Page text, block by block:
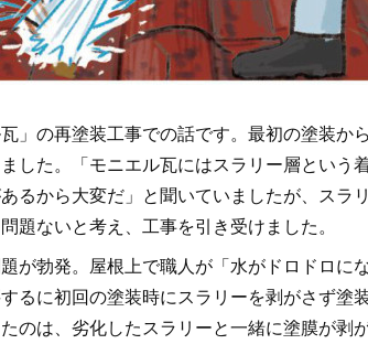
」の再塗装工事での話です。最初の塗装か
した。「モニエル瓦にはスラリー層という
るから大変だ」と聞いていましたが、スラ
題ないと考え、工事を引き受けました。
が勃発。屋根上で職人が「水がドロドロに
るに初回の塗装時にスラリーを剥がさず塗
のは、劣化したスラリーと一緒に塗膜が剥